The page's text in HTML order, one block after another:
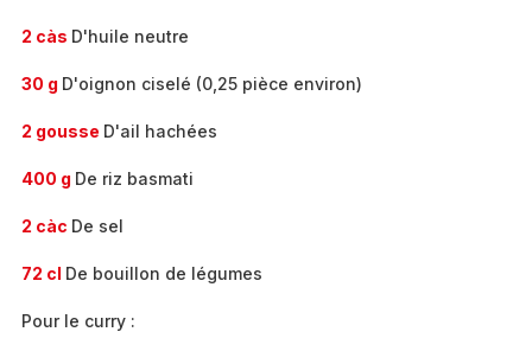
2 càs D'huile neutre
30 g D'oignon ciselé (0,25 pièce environ)
2 gousse D'ail hachées
400 g De riz basmati
2 càc De sel
72 cl De bouillon de légumes
Pour le curry :